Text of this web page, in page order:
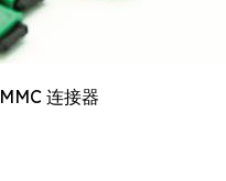
MMC 连接器